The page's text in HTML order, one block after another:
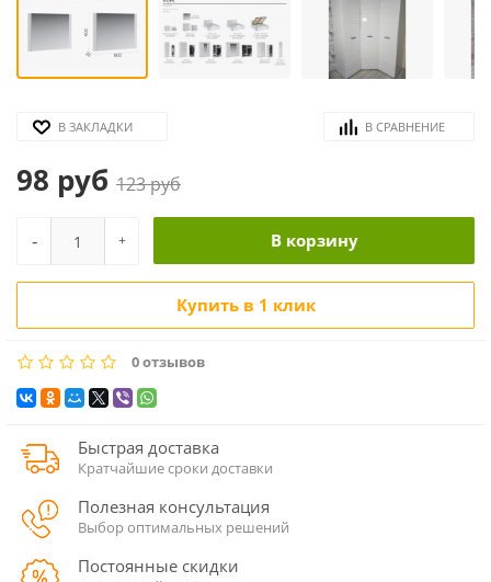
В ЗАКЛАДКИ В СРАВНЕНИЕ
98 руб 123 руб
+
- В корзину
Купить в 1 клик
0 отзывов
Быстрая доставка
Кратчайшие сроки доставки
Полезная консультация
Выбор оптимальных решений
Постоянные скидки